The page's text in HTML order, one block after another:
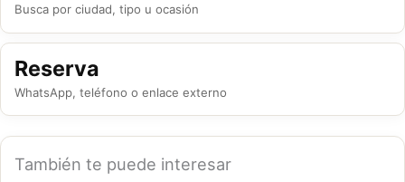
Busca por ciudad, tipo u ocasión
Reserva
WhatsApp, teléfono o enlace externo
También te puede interesar